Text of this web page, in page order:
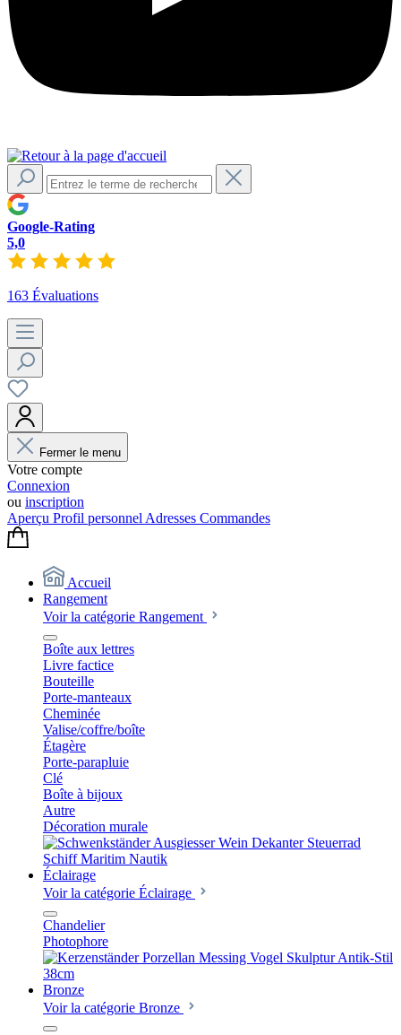
Google-Rating
5,0
163 Évaluations
Fermer le menu
Votre compte
Connexion
ou inscription
Aperçu Profil personnel Adresses Commandes
Accueil
Rangement
Voir la catégorie Rangement
Boîte aux lettres
Livre factice
Bouteille
Porte-manteaux
Cheminée
Valise/coffre/boîte
Étagère
Porte-parapluie
Clé
Boîte à bijoux
Autre
Décoration murale
Éclairage
Voir la catégorie Éclairage
Chandelier
Photophore
Bronze
Voir la catégorie Bronze